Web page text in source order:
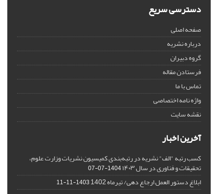
دسترسی سریع
صفحه اصلی
درباره نشریه
گروه دبیران
فرستادن مقاله
تماس با ما
واژه نامه اختصاصی
نقشه سایت
آخرین اخبار
کسب رتبه "الف" نشریه در رتبه‌بندی کمیسیون نشریات وزارت علوم،
تحقیقات و فناوری در سال ۱۴۰۳ 1404-07-07
ابلاغ دستور العمل ارجاع دهی/ تیرماه 1402 1403-11-11